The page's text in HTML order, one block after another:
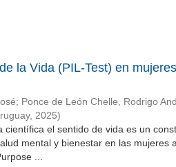
la Vida (PIL-Test) en
; Ponce de León Chelle, Rodrigo
, 2025)
científica el sentido de vida es un
mental y bienestar en las mujeres
...